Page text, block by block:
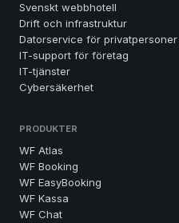
Svenskt webbhotell
Drift och infrastruktur
Datorservice för privatpersoner
IT-support för företag
IT-tjänster
Cybersäkerhet
PRODUKTER
WF Atlas
WF Booking
WF EasyBooking
WF Kassa
WF Chat